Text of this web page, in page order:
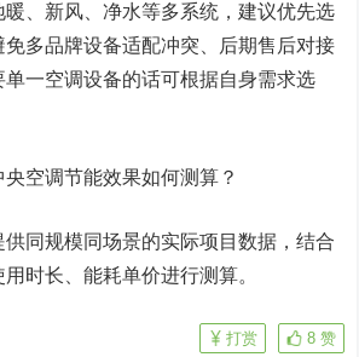
、新风、净水等多系统，建议优先选
多品牌设备适配冲突、后期售后对接
一空调设备的话可根据自身需求选
空调节能效果如何测算？
同规模同场景的实际项目数据，结合
时长、能耗单价进行测算。
8 赞
打赏